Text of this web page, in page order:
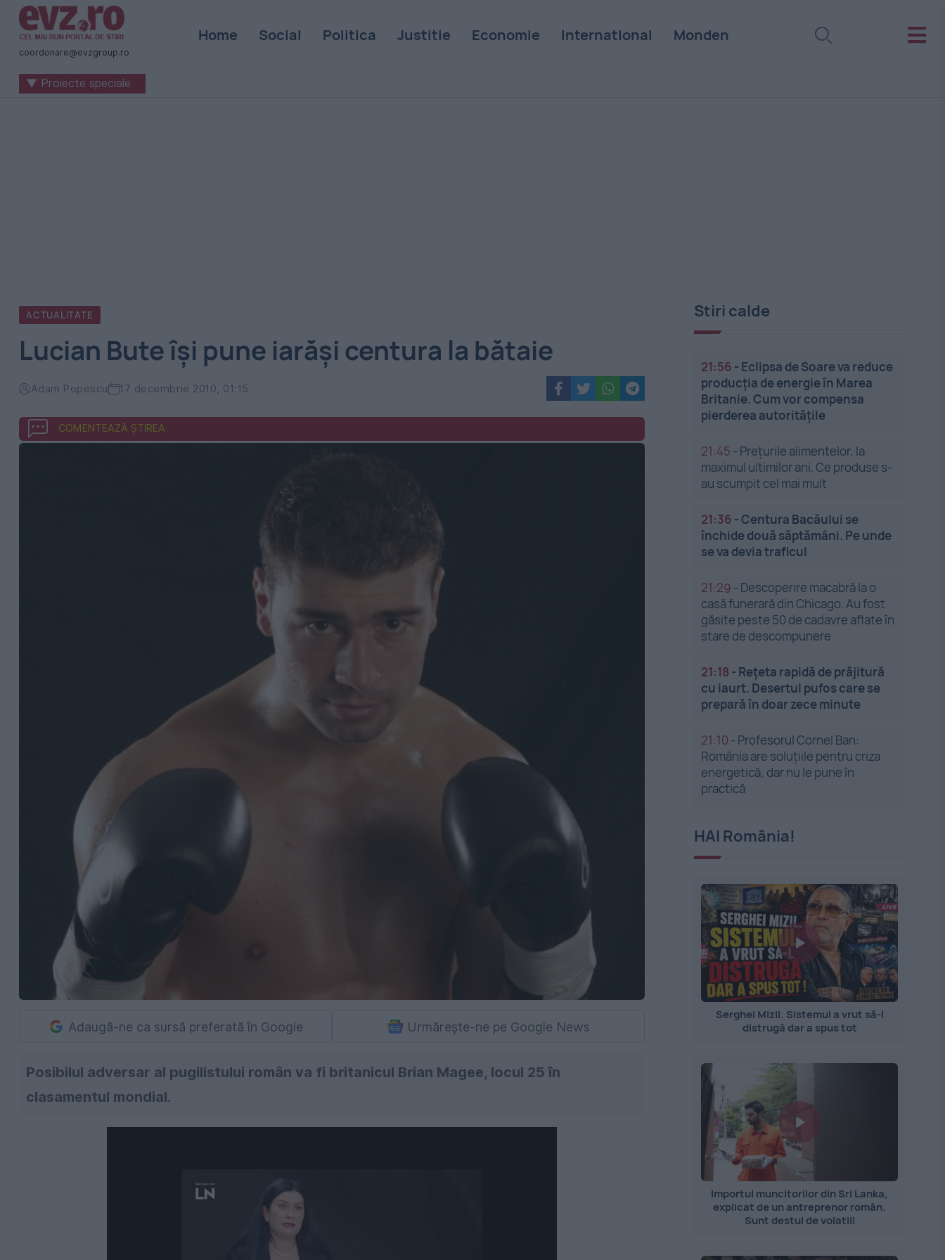
Știri
naționale
internaționale
coordonare@evzgroup.ro
Home Social Politica Justitie Economie International Monden
▼ Proiecte speciale
ACTUALITATE
Lucian Bute îşi pune iarăşi centura la bătaie
Adam Popescu 17 decembrie 2010, 01:15
COMENTEAZĂ ȘTIREA
Adaugă-ne ca sursă preferată în Google Urmărește-ne pe Google News
Posibilul adversar al pugilistului român va fi britanicul Brian Magee, locul 25 în
clasamentul mondial.
Stiri calde
21:56 - Eclipsa de Soare va reduce
producția de energie în Marea
Britanie. Cum vor compensa
pierderea autoritățile
21:45 - Prețurile alimentelor, la
maximul ultimilor ani. Ce produse s-
au scumpit cel mai mult
21:36 -Centura Bacăului se
închide două săptămâni. Pe unde
se va devia traficul
21:29 - Descoperire macabră la o
casă funerară din Chicago. Au fost
găsite peste 50 de cadavre aflate în
stare de descompunere
21:18 - Rețeta rapidă de prăjitură
cu iaurt. Desertul pufos care se
prepară în doar zece minute
21:10 - Profesorul Cornel Ban:
România are soluțiile pentru criza
energetică, dar nu le pune în
practică
HAI România!
Serghei Mizil. Sistemul a vrut să-l
distrugă dar a spus tot
Importul muncitorilor din Sri Lanka,
explicat de un antreprenor român.
Sunt destul de volatili